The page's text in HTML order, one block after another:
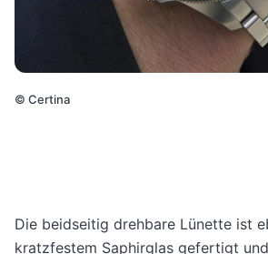
© Certina
Die beidseitig drehbare Lünette ist
kratzfestem Saphirglas gefertigt